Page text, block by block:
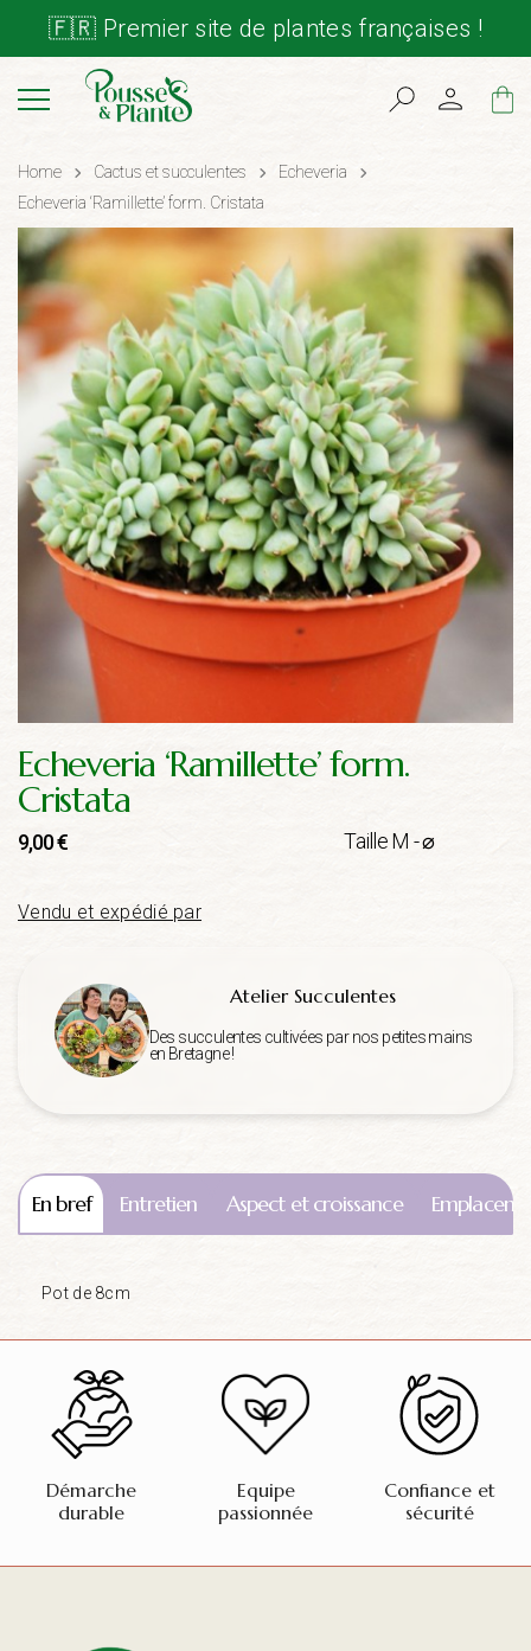
🇫🇷 Premier site de plantes françaises !
Cart
Home Cactus et succulentes
Echeveria
Echeveria ‘Ramillette’ form. Cristata
Echeveria ‘Ramillette’ form.
Cristata
9,00€ Taille M - ⌀
Vendu et expédié par
Atelier Succulentes
Des succulentes cultivées par nos petites mains
en Bretagne !
En bref Entretien Aspect et croissance
Pot de 8cm
Démarche
durable
Equipe
passionnée
Confiance et
sécurité